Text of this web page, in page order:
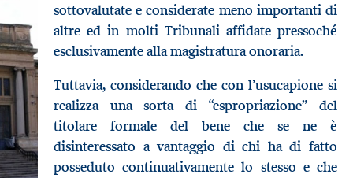
sottovalutate e considerate meno importanti di
altre ed in molti Tribunali affidate pressoché
esclusivamente alla magistratura onoraria.
Tuttavia, considerando che con l’usucapione si
realizza una sorta di “espropriazione” del
titolare formale del bene che se ne è
disinteressato a vantaggio di chi ha di fatto
posseduto continuativamente lo stesso e che